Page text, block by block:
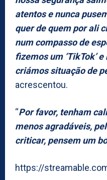
atentos e nunca
quer de quem por ali
num compasso de
fizemos um ‘TikTok’
criámos situação de
acrescentou.
“Por favor, tenham
menos agradáveis,
criticar, pensem um
https://